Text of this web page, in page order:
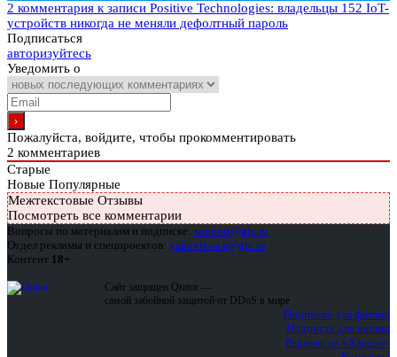
2 комментария к записи Positive Technologies: владельцы 152 IoT-
устройств никогда не меняли дефолтный пароль
Подписаться
авторизуйтесь
Уведомить о
Пожалуйста, войдите, чтобы прокомментировать
2 комментариев
Старые
Новые Популярные
Межтекстовые Отзывы
Посмотреть все комментарии
Вопросы по материалам и подписке: support@glc.ru
Отдел рекламы и спецпроектов: yakovleva.a@glc.ru
Контент 18+
Сайт защищен Qrator —
самой забойной защитой от DDoS в мире
Подписка для физлиц
Подписка для юрлиц
Реклама на «Хакере»